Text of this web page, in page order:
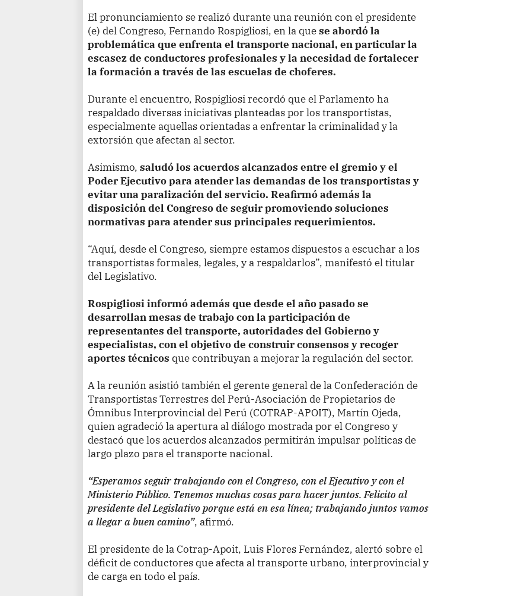
El pronunciamiento se realizó durante una reunión con el presidente
(e) del Congreso, Fernando Rospigliosi, en la quese abordó la
problemática que enfrenta el transporte nacional, en particular la
escasez de conductores profesionales y la necesidad de fortalecer
la formación a través de las escuelas de choferes.
Durante el encuentro, Rospigliosi recordó que el Parlamento ha
respaldado diversas iniciativas planteadas por los transportistas,
especialmente aquellas orientadas a enfrentar la criminalidad y la
extorsión que afectan al sector.
Asimismo,saludó los acuerdos alcanzados entre el gremio y el
Poder Ejecutivo para atender las demandas de los transportistas y
evitar una paralización del servicio. Reafirmó además la
disposición del Congreso de seguir promoviendo soluciones
normativas para atender sus principales requerimientos.
“Aquí, desde el Congreso, siempre estamos dispuestos a escuchar a los
transportistas formales, legales, y a respaldarlos”, manifestó el titular
del Legislativo.
Rospigliosi informó además que desde el año pasado se
desarrollan mesas de trabajo con la participación de
representantes del transporte, autoridades del Gobierno y
especialistas, con el objetivo de construir consensos y recoger
aportes técnicos que contribuyan a mejorar la regulación del sector.
A la reunión asistió también el gerente general de la Confederación de
Transportistas Terrestres del Perú-Asociación de Propietarios de
Ómnibus Interprovincial del Perú (COTRAP-APOIT), Martín Ojeda,
quien agradeció la apertura al diálogo mostrada por el Congreso y
destacó que los acuerdos alcanzados permitirán impulsar políticas de
largo plazo para el transporte nacional.
“Esperamos seguir trabajando con el Congreso, con el Ejecutivo y con el
Ministerio Público. Tenemos muchas cosas para hacer juntos. Felicito al
presidente del Legislativo porque está en esa línea; trabajando juntos vamos
a llegar a buen camino”, afirmó.
El presidente de la Cotrap-Apoit, Luis Flores Fernández, alertó sobre el
déficit de conductores que afecta al transporte urbano, interprovincial y
de carga en todo el país.